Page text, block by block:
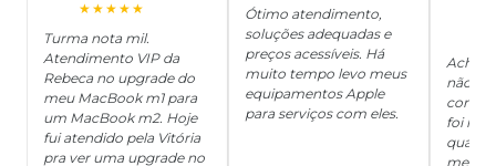
★★★★★
Turma nota mil.
Atendimento VIP da
Rebeca no upgrade do
meu MacBook m1 para
um MacBook m2. Hoje
fui atendido pela Vitória
pra ver uma upgrade no
Ótimo atendimento,
soluções adequadas e
preços acessíveis. Há
muito tempo levo meus
equipamentos Apple
para serviços com eles.
Achei
não
foi
me